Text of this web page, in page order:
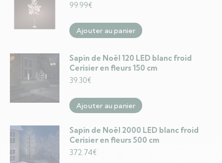
99.99€
Ajouter au panier
Sapin de Noël 120 LED blanc froid
Cerisier en fleurs 150 cm
39.30€
Ajouter au panier
Sapin de Noël 2000 LED blanc froid
Cerisier en fleurs 500 cm
372.74€